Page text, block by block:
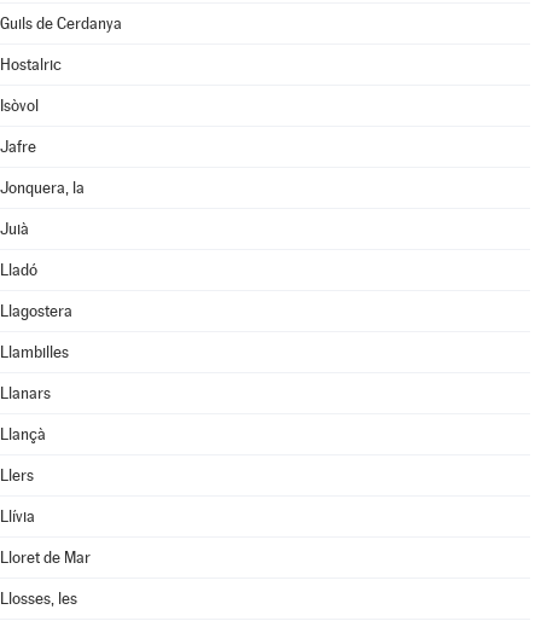
Guils de Cerdanya
Hostalric
Isòvol
Jafre
Jonquera, la
Juià
Lladó
Llagostera
Llambilles
Llanars
Llançà
Llers
Llívia
Lloret de Mar
Llosses, les